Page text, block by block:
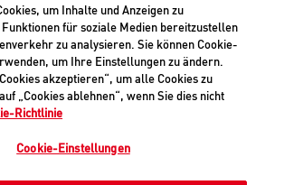
um Inhalte und Anzeigen zu
für soziale Medien bereitzustellen
zu analysieren. Sie können Cookie-
um Ihre Einstellungen zu ändern.
akzeptieren“, um alle Cookies zu
„Cookies ablehnen“, wenn Sie dies nicht
Richtlinie
Cookie-Einstellungen